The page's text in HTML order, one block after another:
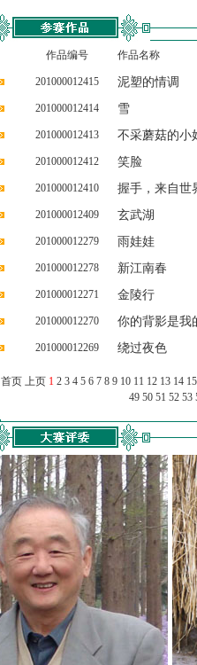
作品编号 作品名称
201000012415 泥塑的情调
201000012414 雪
201000012413 不采蘑菇的小
201000012412 笑脸
201000012410 握手，来自世
201000012409 玄武湖
201000012279 雨娃娃
201000012278 新江南春
201000012271 金陵行
201000012270 你的背影是我
201000012269 绕过夜色
首页 上页 1 2 3 4 5 6 7 8 9 10 11 12 13 14 15
49 50 51 52 53